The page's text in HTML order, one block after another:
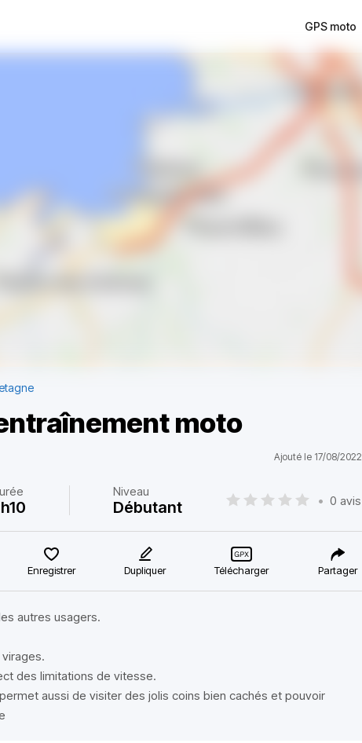
GPS moto
moto
Ajouté le 17/08/2022
Niveau
Débutant • 0 avis
Enregistrer Dupliquer Télécharger Partager
autres usagers.
des limitations de vitesse.
aussi de visiter des jolis coins bien cachés et pouvoir